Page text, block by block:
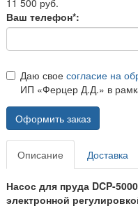
Ваш телефон*:
Даю свое согласие на
ИП «Ферцер Д.Д.» в
Оформить заказ
Описание Доставка
Насос для пруда DCP-
электронной